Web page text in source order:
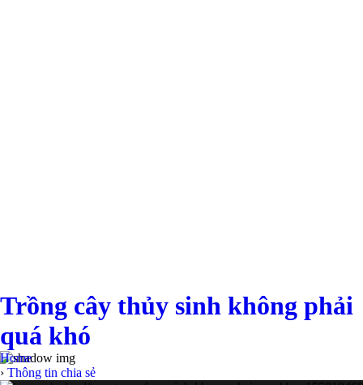
Trồng cây thủy sinh không phải
quá khó
Home
› Thông tin chia sẻ